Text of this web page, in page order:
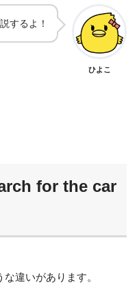
するよ！
ひよこ
for the car
違いがあります。